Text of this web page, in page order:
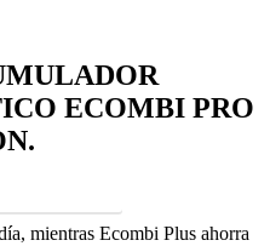
ECOMBI PRO
mientras Ecombi Plus ahorra